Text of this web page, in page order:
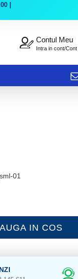
|
Contul Meu
Intra in cont/Cont
01
IN COS